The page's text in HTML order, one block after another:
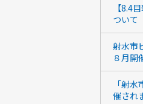
【8.4
ついて
射水市
８月開
「射
催され